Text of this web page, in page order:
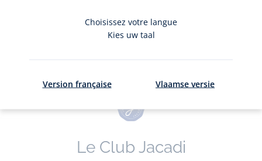
Le Club Jacadi
Choisissez votre langue
Kies uw taal
Version française Vlaamse versie